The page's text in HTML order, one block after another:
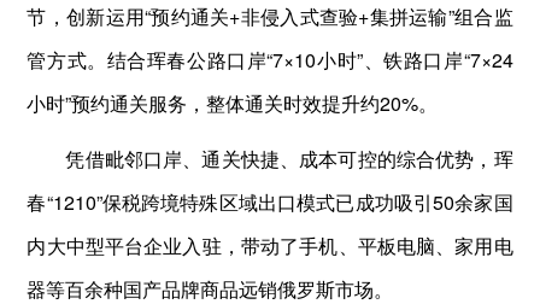
节，创新运用“预约通关+非侵入式查验+集拼运输”组合监
管方式。结合珲春公路口岸“7×10小时”、铁路口岸“7×24
小时”预约通关服务，整体通关时效提升约20%。
凭借毗邻口岸、通关快捷、成本可控的综合优势，珲
春“1210”保税跨境特殊区域出口模式已成功吸引50余家国
内大中型平台企业入驻，带动了手机、平板电脑、家用电
器等百余种国产品牌商品远销俄罗斯市场。